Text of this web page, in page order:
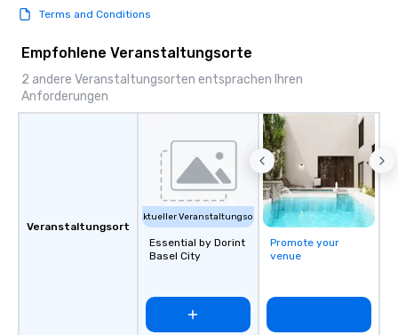
Terms and Conditions
Empfohlene Veranstaltungsorte
2 andere Veranstaltungsorten entsprachen Ihren
Anforderungen
Veranstaltungsort
Aktueller Veranstaltungsort
Essential by Dorint
Basel City
Promote your
venue